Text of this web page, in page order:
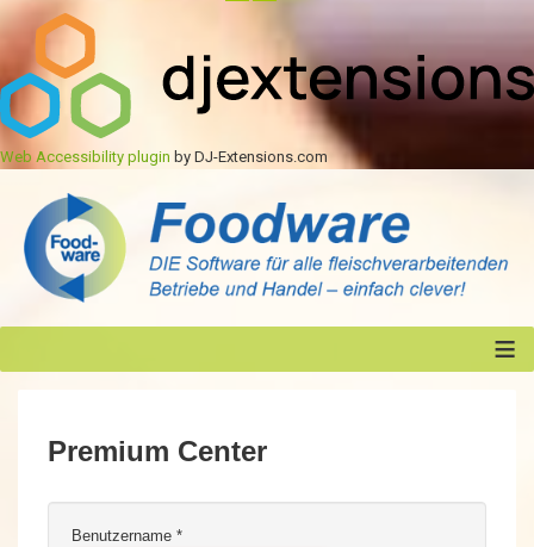
Web Accessibility plugin by DJ-Extensions.com
≡
Premium Center
Benutzername *